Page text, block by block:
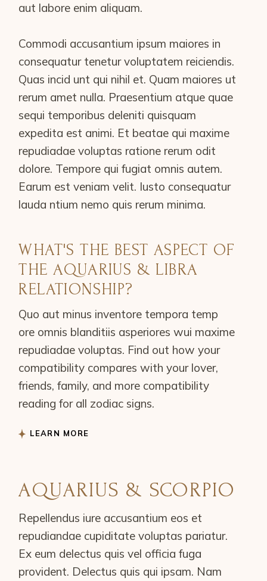
aut labore enim aliquam.
Commodi accusantium ipsum maiores in
consequatur tenetur voluptatem reiciendis.
Quas incid unt qui nihil et. Quam maiores ut
rerum amet nulla. Praesentium atque quae
sequi temporibus deleniti quisquam
expedita est animi. Et beatae qui maxime
repudiadae voluptas ratione rerum odit
dolore. Tempore qui fugiat omnis autem.
Earum est veniam velit. Iusto consequatur
lauda ntium nemo quis rerum minima.
WHAT'S THE BEST ASPECT OF
THE AQUARIUS & LIBRA
RELATIONSHIP?
Quo aut minus inventore tempora temp
ore omnis blanditiis asperiores wui maxime
repudiadae voluptas. Find out how your
compatibility compares with your lover,
friends, family, and more compatibility
reading for all zodiac signs.
LEARN MORE
AQUARIUS & SCORPIO
Repellendus iure accusantium eos et
repudiandae cupiditate voluptas pariatur.
Ex eum delectus quis vel officia fuga
provident. Delectus quis qui ipsam. Nam